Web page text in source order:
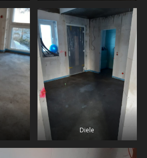
Diele